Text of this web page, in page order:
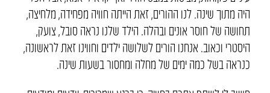
היה מתוך שינה. לנו ההורים, זאת הייתה חוויה מפחידה, מלחיצה,
תחושה של חוסר אונים ובהלה. הילד שלנו נראה סובל, צועק,
היסטרי וכאוב. אנחנו הורים לשלושה ילדים וחווינו זאת לראשונה,
כנראה בשל כמה ימים של מחלה ומחסור בשעות שינה.